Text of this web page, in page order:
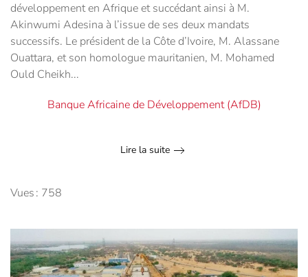
développement en Afrique et succédant ainsi à M.
Akinwumi Adesina à l’issue de ses deux mandats
successifs. Le président de la Côte d’Ivoire, M. Alassane
Ouattara, et son homologue mauritanien, M. Mohamed
Ould Cheikh...
Banque Africaine de Développement (AfDB)
Lire la suite
Vues : 758